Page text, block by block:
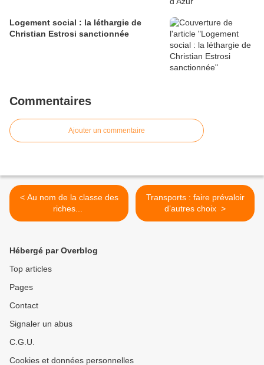
Logement social : la léthargie de
Christian Estrosi sanctionnée
Commentaires
Ajouter un commentaire
< Au nom de la classe des
riches...
Transports : faire prévaloir
d’autres choix >
Hébergé par Overblog
Top articles
Pages
Contact
Signaler un abus
C.G.U.
Cookies et données personnelles